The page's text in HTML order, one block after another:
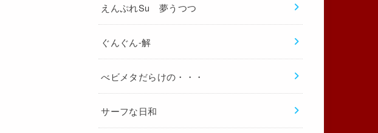
えんぷれSu 夢うつつ
ぐんぐん-解
べビメタだらけの・・・
サーフな日和